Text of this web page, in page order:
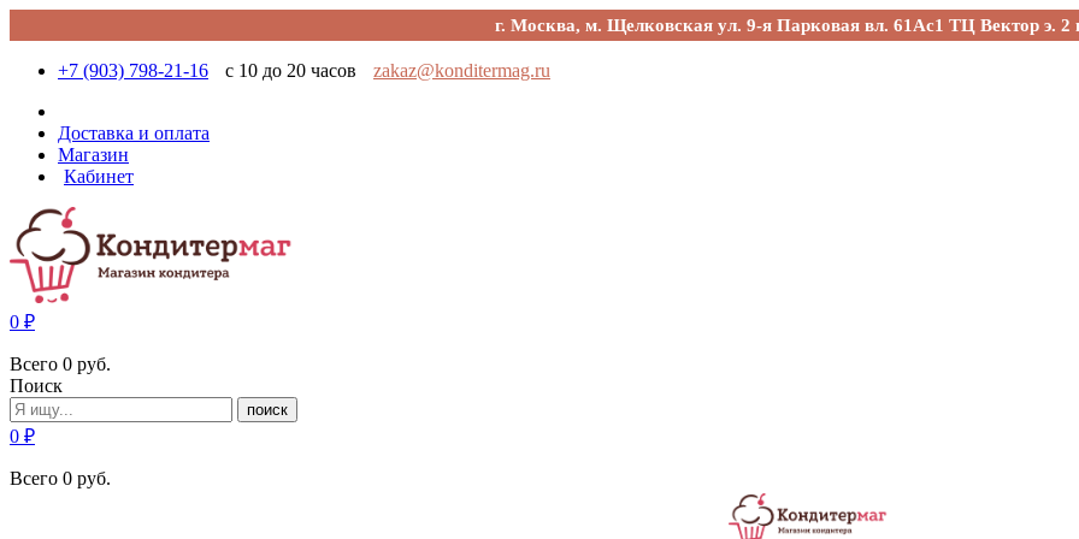
г. Москва, м. Щелковская ул. 9-я Парковая вл. 61Ас1 ТЦ Вектор э. 2
+7 (903) 798-21-16 с 10 до 20 часов zakaz@konditermag.ru
Доставка и оплата
Магазин
Кабинет
0 ₽
Всего 0 руб.
Поиск
поиск
0 ₽
Всего 0 руб.